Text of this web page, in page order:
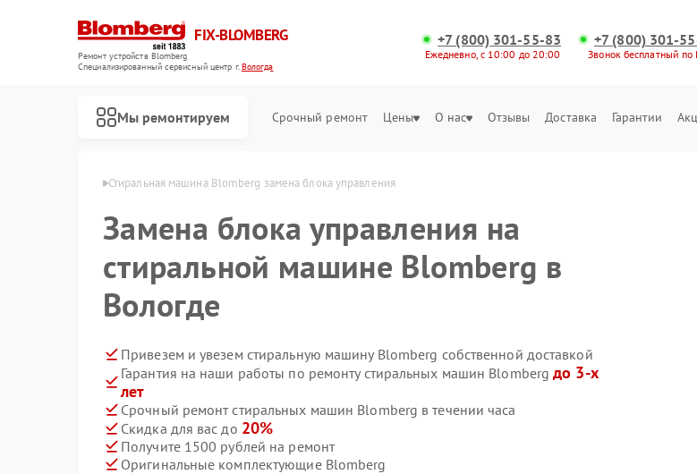
FIX-BLOMBERG
Ремонт устройств Blomberg
Специализированный cервисный центр г.Вологда
+7 (800) 301-55-83
Ежедневно, с 10:00 до 20:00
+7 (800) 301-
Звонок бесплатный
Мы ремонтируем Срочный ремонт Цены О нас Отзывы Доставка Гарантии
Стиральная машина Blomberg замена блока управления
Замена блока управления на
стиральной машине Blomberg в
Вологде
Привезем и увезем стиральную машину Blomberg собственной доставкой
Гарантия на наши работы по ремонту стиральных машин Blombergдо 3-х
лет
Срочный ремонт стиральных машин Blomberg в течении часа
Скидка для вас до 20%
Получите 1500 рублей на ремонт
Оригинальные комплектующие Blomberg